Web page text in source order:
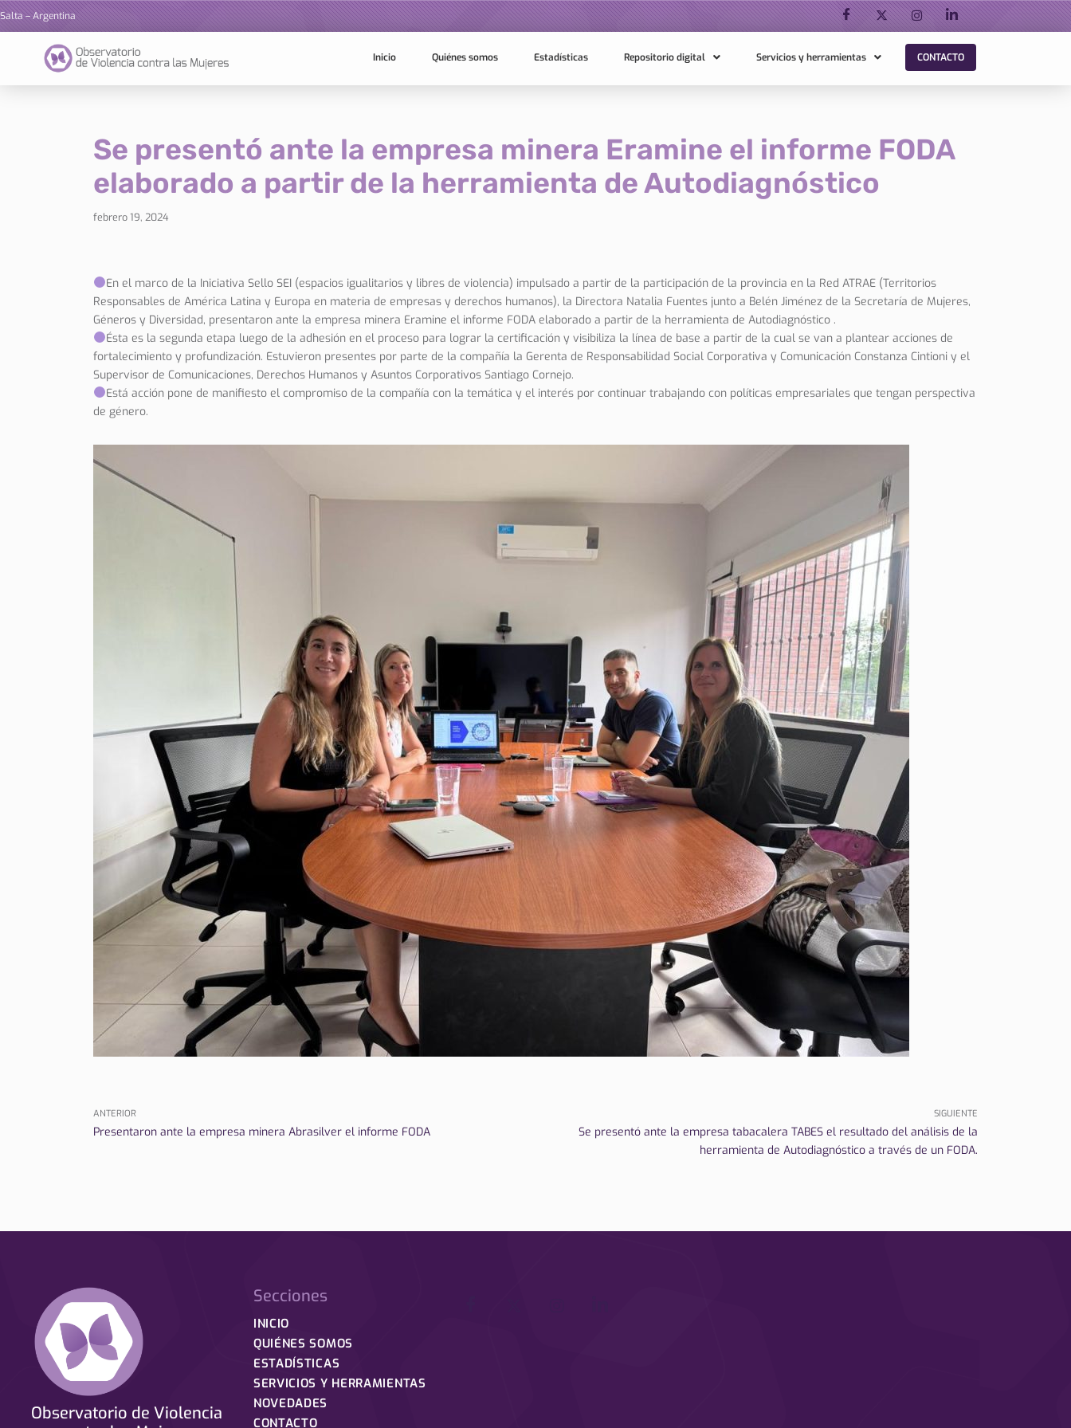
Salta – Argentina
Inicio Quiénes somos Estadísticas Repositorio digital Servicios y herramientas CONTACTO
Se presentó ante la empresa minera Eramine el informe FODA
elaborado a partir de la herramienta de Autodiagnóstico
febrero 19, 2024
En el marco de la Iniciativa Sello SEI (espacios igualitarios y libres de violencia) impulsado a partir de la participación de la provincia en la Red ATRAE (Territorios
Responsables de América Latina y Europa en materia de empresas y derechos humanos), la Directora Natalia Fuentes junto a Belén Jiménez de la Secretaría de Mujeres,
Géneros y Diversidad, presentaron ante la empresa minera Eramine el informe FODA elaborado a partir de la herramienta de Autodiagnóstico .
Ésta es la segunda etapa luego de la adhesión en el proceso para lograr la certificación y visibiliza la línea de base a partir de la cual se van a plantear acciones de
fortalecimiento y profundización. Estuvieron presentes por parte de la compañía la Gerenta de Responsabilidad Social Corporativa y Comunicación Constanza Cintioni y el
Supervisor de Comunicaciones, Derechos Humanos y Asuntos Corporativos Santiago Cornejo.
Está acción pone de manifiesto el compromiso de la compañía con la temática y el interés por continuar trabajando con políticas empresariales que tengan perspectiva
de género.
ANTERIOR
Presentaron ante la empresa minera Abrasilver el informe FODA
SIGUIENTE
Se presentó ante la empresa tabacalera TABES el resultado del análisis de la
herramienta de Autodiagnóstico a través de un FODA.
Observatorio de Violencia
Secciones
INICIO
QUIÉNES SOMOS
ESTADÍSTICAS
SERVICIOS Y HERRAMIENTAS
NOVEDADES
CONTACTO